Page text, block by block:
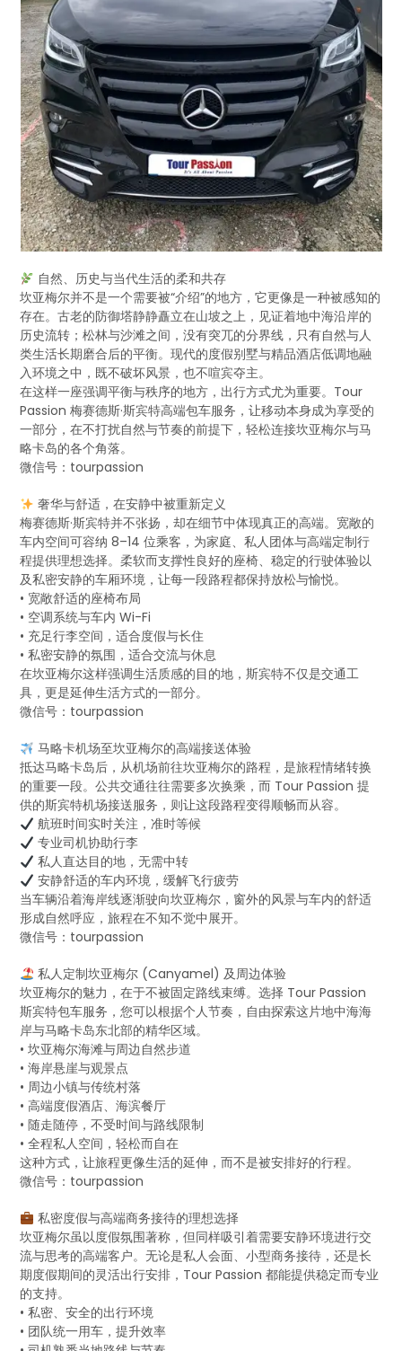
自然、历史与当代生活的柔和共存
坎亚梅尔并不是一个需要被“介绍”的地方，它更像是一种被感知的
存在。古老的防御塔静静矗立在山坡之上，见证着地中海沿岸的
历史流转；松林与沙滩之间，没有突兀的分界线，只有自然与人
类生活长期磨合后的平衡。现代的度假别墅与精品酒店低调地融
入环境之中，既不破坏风景，也不喧宾夺主。
在这样一座强调平衡与秩序的地方，出行方式尤为重要。Tour
Passion 梅赛德斯·斯宾特高端包车服务，让移动本身成为享受的
一部分，在不打扰自然与节奏的前提下，轻松连接坎亚梅尔与马
略卡岛的各个角落。
微信号：tourpassion
奢华与舒适，在安静中被重新定义
梅赛德斯·斯宾特并不张扬，却在细节中体现真正的高端。宽敞的
车内空间可容纳 8–14 位乘客，为家庭、私人团体与高端定制行
程提供理想选择。柔软而支撑性良好的座椅、稳定的行驶体验以
及私密安静的车厢环境，让每一段路程都保持放松与愉悦。
• 宽敞舒适的座椅布局
• 空调系统与车内 Wi-Fi
• 充足行李空间，适合度假与长住
• 私密安静的氛围，适合交流与休息
在坎亚梅尔这样强调生活质感的目的地，斯宾特不仅是交通工
具，更是延伸生活方式的一部分。
微信号：tourpassion
马略卡机场至坎亚梅尔的高端接送体验
抵达马略卡岛后，从机场前往坎亚梅尔的路程，是旅程情绪转换
的重要一段。公共交通往往需要多次换乘，而 Tour Passion 提
供的斯宾特机场接送服务，则让这段路程变得顺畅而从容。
航班时间实时关注，准时等候
专业司机协助行李
私人直达目的地，无需中转
安静舒适的车内环境，缓解飞行疲劳
当车辆沿着海岸线逐渐驶向坎亚梅尔，窗外的风景与车内的舒适
形成自然呼应，旅程在不知不觉中展开。
微信号：tourpassion
私人定制坎亚梅尔 (Canyamel) 及周边体验
坎亚梅尔的魅力，在于不被固定路线束缚。选择 Tour Passion
斯宾特包车服务，您可以根据个人节奏，自由探索这片地中海海
岸与马略卡岛东北部的精华区域。
• 坎亚梅尔海滩与周边自然步道
• 海岸悬崖与观景点
• 周边小镇与传统村落
• 高端度假酒店、海滨餐厅
• 随走随停，不受时间与路线限制
• 全程私人空间，轻松而自在
这种方式，让旅程更像生活的延伸，而不是被安排好的行程。
微信号：tourpassion
私密度假与高端商务接待的理想选择
坎亚梅尔虽以度假氛围著称，但同样吸引着需要安静环境进行交
流与思考的高端客户。无论是私人会面、小型商务接待，还是长
期度假期间的灵活出行安排，Tour Passion 都能提供稳定而专业
的支持。
• 私密、安全的出行环境
• 团队统一用车，提升效率